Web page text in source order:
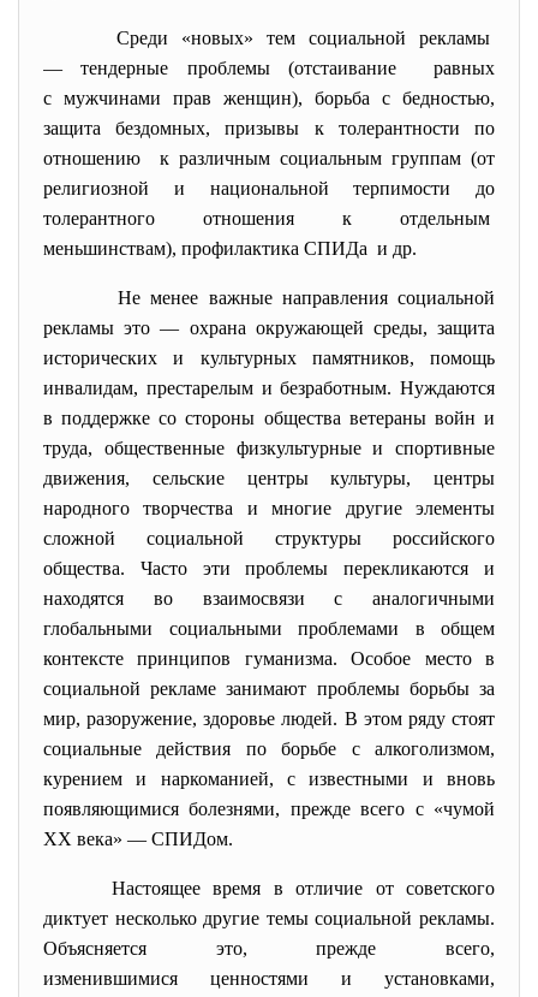
Среди «новых» тем социальной рекламы
— тендерные проблемы (отстаивание равных
с мужчинами прав женщин), борьба с бедностью,
защита бездомных, призывы к толерантности по
отношению к различным социальным группам (от
религиозной и национальной терпимости до
толерантного отношения к отдельным
меньшинствам), профилактика СПИДа и др.
Не менее важные направления социальной
рекламы это — охрана окружающей среды, защита
исторических и культурных памятников, помощь
инвалидам, престарелым и безработным. Нуждаются
в поддержке со стороны общества ветераны войн и
труда, общественные физкультурные и спортивные
движения, сельские центры культуры, центры
народного творчества и многие другие элементы
сложной социальной структуры российского
общества. Часто эти проблемы перекликаются и
находятся во взаимосвязи с аналогичными
глобальными социальными проблемами в общем
контексте принципов гуманизма. Особое место в
социальной рекламе занимают проблемы борьбы за
мир, разоружение, здоровье людей. В этом ряду стоят
социальные действия по борьбе с алкоголизмом,
курением и наркоманией, с известными и вновь
появляющимися болезнями, прежде всего с «чумой
XX века» — СПИДом.
Настоящее время в отличие от советского
диктует несколько другие темы социальной рекламы.
Объясняется это, прежде всего,
изменившимися ценностями и установками,